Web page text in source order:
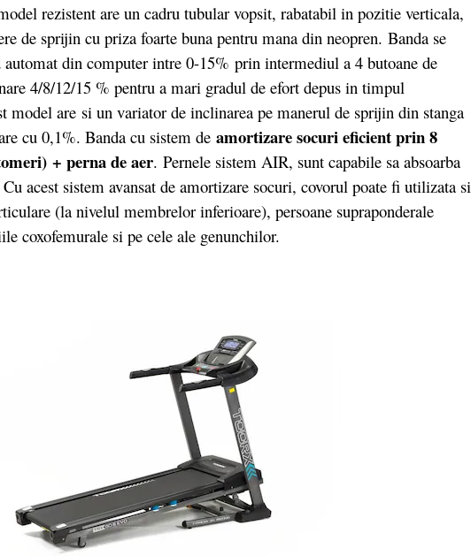
rezistent are un cadru tubular vopsit, rabatabil in pozitie verticala,
de sprijin cu priza foarte buna pentru mana din neopren. Banda se
din computer intre 0-15% prin intermediul a 4 butoane de
4/8/12/15 % pentru a mari gradul de efort depus in timpul
model are si un variator de inclinarea pe manerul de sprijin din stanga
cu 0,1%. Banda cu sistem de amortizare socuri eficient prin 8
+ perna de aer. Pernele sistem AIR, sunt capabile sa absoarba
acest sistem avansat de amortizare socuri, covorul poate fi utilizata si
(la nivelul membrelor inferioare), persoane supraponderale
coxofemurale si pe cele ale genunchilor.